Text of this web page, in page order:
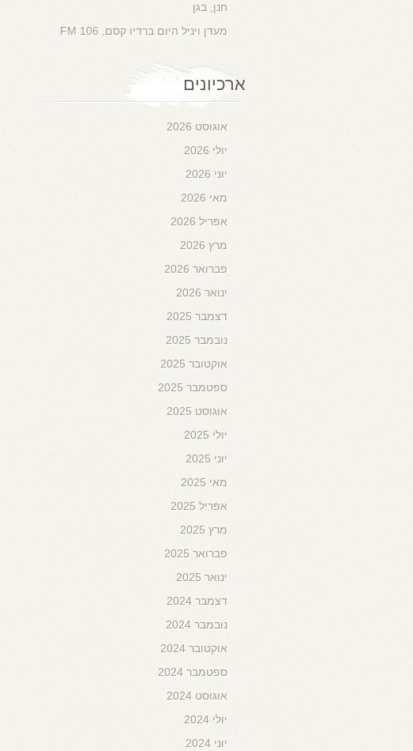
חנן, בגן
מעדן ויניל היום ברדיו קסם, 106 FM
ארכיונים
אוגוסט 2026
יולי 2026
יוני 2026
מאי 2026
אפריל 2026
מרץ 2026
פברואר 2026
ינואר 2026
דצמבר 2025
נובמבר 2025
אוקטובר 2025
ספטמבר 2025
אוגוסט 2025
יולי 2025
יוני 2025
מאי 2025
אפריל 2025
מרץ 2025
פברואר 2025
ינואר 2025
דצמבר 2024
נובמבר 2024
אוקטובר 2024
ספטמבר 2024
אוגוסט 2024
יולי 2024
יוני 2024